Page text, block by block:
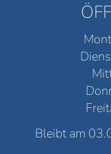
Bleibt am